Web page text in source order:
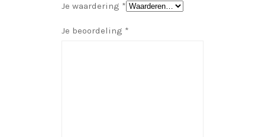
Je waardering *
Je beoordeling *